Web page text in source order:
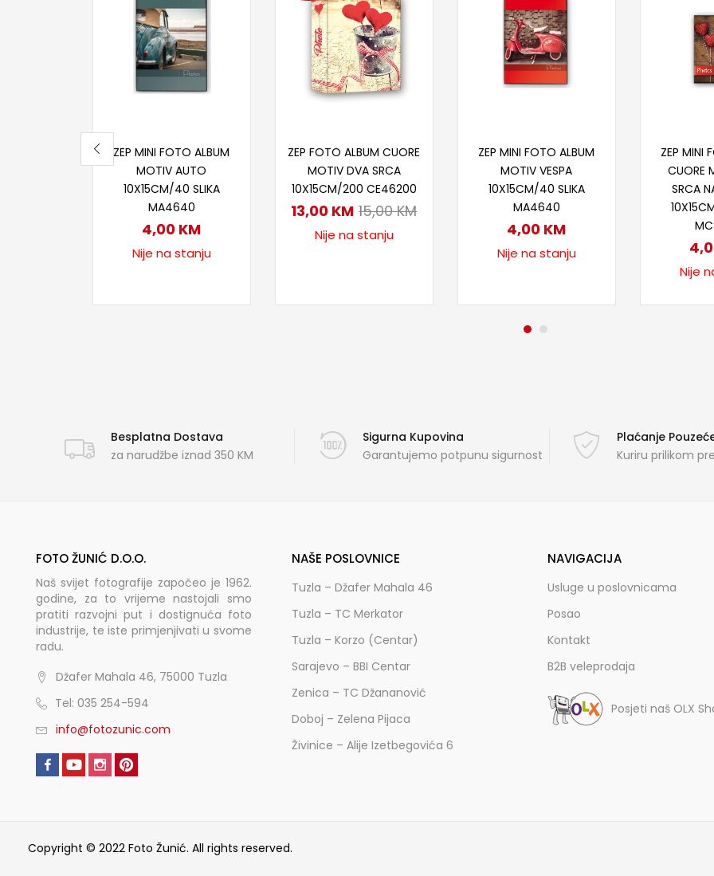
ZEP MINI FOTO ALBUM
MOTIV AUTO
10X15CM/40 SLIKA
MA4640
4,00 KM
Nije na stanju
ZEP FOTO ALBUM CUORE
MOTIV DVA SRCA
10X15CM/200 CE46200
13,00 KM 15,00KM
Nije na stanju
ZEP MINI FOTO ALBUM
MOTIV VESPA
10X15CM/40 SLIKA
MA4640
4,00 KM
Nije na stanju
ZEP MINI
CUORE
SRCA
Nije
Besplatna Dostava
za narudžbe iznad 350 KM
Sigurna Kupovina
Garantujemo potpunu sigurnost
Plaćanje
Kuriru prilikom
FOTO ŽUNIĆ D.O.O.
Naš svijet fotografije započeo je 1962.
godine, za to vrijeme nastojali smo
pratiti razvojni put i dostignuća foto
industrije, te iste primjenjivati u svome
radu.
Džafer Mahala 46, 75000 Tuzla
Tel: 035 254-594
info@fotozunic.com
NAŠE POSLOVNICE
Tuzla – Džafer Mahala 46
Tuzla – TC Merkator
Tuzla – Korzo (Centar)
Sarajevo – BBI Centar
Zenica – TC Džananović
Doboj – Zelena Pijaca
Živinice – Alije Izetbegovića 6
NAVIGACIJA
Usluge u poslovnicama
Posao
Kontakt
B2B veleprodaja
Posjeti naš OLX
Copyright © 2022 Foto Žunić. All rights reserved.